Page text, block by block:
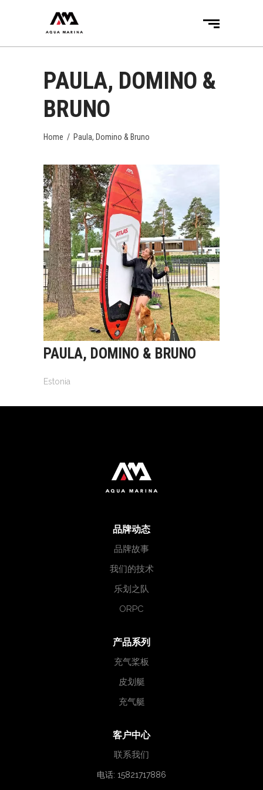
PAULA, DOMINO &
BRUNO
Home / Paula, Domino & Bruno
PAULA, DOMINO & BRUNO
Estonia
品牌动态
品牌故事
我们的技术
乐划之队
ORPC
产品系列
充气桨板
皮划艇
充气艇
客户中心
联系我们
电话: 15821717886